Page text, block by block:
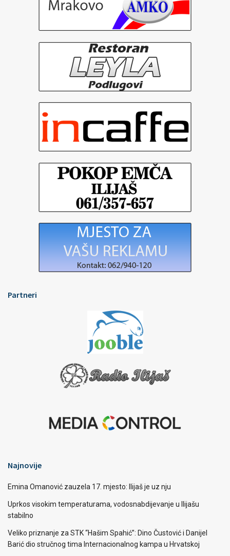
Partneri
Najnovije
Emina Omanović zauzela 17. mjesto: Ilijaš je uz nju
Uprkos visokim temperaturama, vodosnabdijevanje u Ilijašu
stabilno
Veliko priznanje za STK “Hašim Spahić”: Dino Čustović i Danijel
Barić dio stručnog tima Internacionalnog kampa u Hrvatskoj